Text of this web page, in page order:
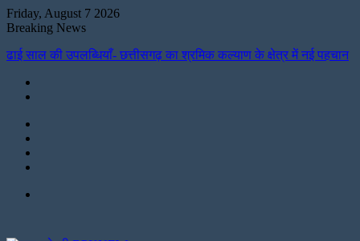
Friday, August 7 2026
Breaking News
ढाई साल की उपलब्धियाँ- छत्तीसगढ़ का श्रमिक कल्याण के क्षेत्र में नई पहचान